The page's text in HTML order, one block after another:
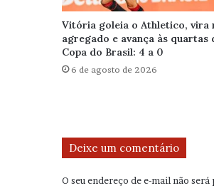
Vitória goleia o Athletico, vira
agregado e avança às quartas
Copa do Brasil: 4 a 0
6 de agosto de 2026
Deixe um comentário
O seu endereço de e-mail não